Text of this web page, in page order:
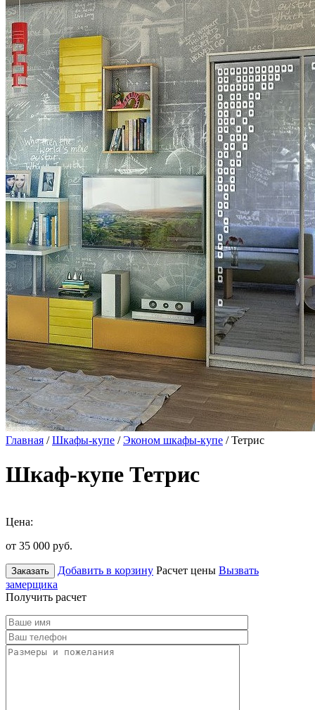
Главная /Шкафы-купе /Эконом шкафы-купе / Тетрис
Шкаф-купе Тетрис
Цена:
от 35 000 руб.
Заказать Добавить в корзину Расчет цены Вызвать
замерщика
Получить расчет